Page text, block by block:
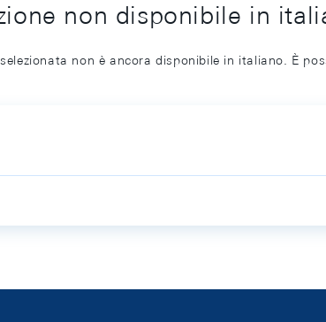
non disponibile in
non è ancora disponibile in italiano. È